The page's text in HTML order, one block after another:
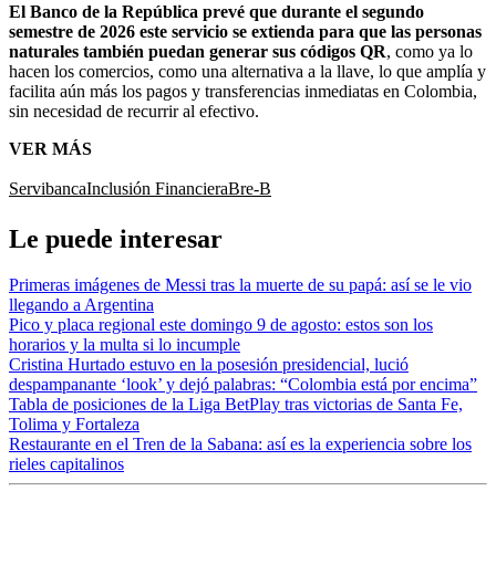
El Banco de la República prevé que durante el segundo
semestre de 2026 este servicio se extienda para que las personas
naturales también puedan generar sus códigos QR, como ya lo
hacen los comercios, como una alternativa a la llave, lo que amplía y
facilita aún más los pagos y transferencias inmediatas en Colombia,
sin necesidad de recurrir al efectivo.
VER MÁS
ServibancaInclusión FinancieraBre-B
Le puede interesar
Primeras imágenes de Messi tras la muerte de su papá: así se le vio
llegando a Argentina
Pico y placa regional este domingo 9 de agosto: estos son los
horarios y la multa si lo incumple
Cristina Hurtado estuvo en la posesión presidencial, lució
despampanante ‘look’ y dejó palabras: “Colombia está por encima”
Tabla de posiciones de la Liga BetPlay tras victorias de Santa Fe,
Tolima y Fortaleza
Restaurante en el Tren de la Sabana: así es la experiencia sobre los
rieles capitalinos